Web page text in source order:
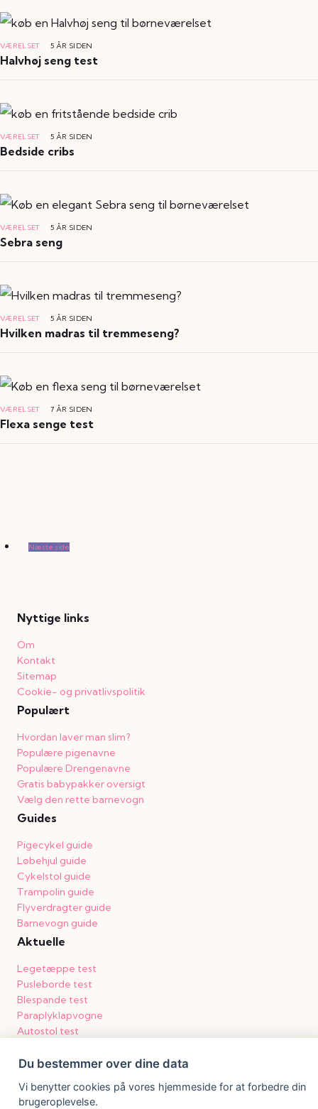
VÆRELSET 5 ÅR SIDEN
Halvhøj seng test
VÆRELSET 5 ÅR SIDEN
Bedside cribs
VÆRELSET 5 ÅR SIDEN
Sebra seng
VÆRELSET 5 ÅR SIDEN
Hvilken madras til tremmeseng?
VÆRELSET 7 ÅR SIDEN
Flexa senge test
Næste side
Nyttige links
Om
Kontakt
Sitemap
Cookie- og privatlivspolitik
Populært
Hvordan laver man slim?
Populære pigenavne
Populære Drengenavne
Gratis babypakker oversigt
Vælg den rette barnevogn
Guides
Pigecykel guide
Løbehjul guide
Cykelstol guide
Trampolin guide
Flyverdragter guide
Barnevogn guide
Aktuelle
Legetæppe test
Pusleborde test
Blespande test
Paraplyklapvogne
Autostol test
Du bestemmer over dine data
Vi benytter cookies på vores hjemmeside for at forbedre din
brugeroplevelse.